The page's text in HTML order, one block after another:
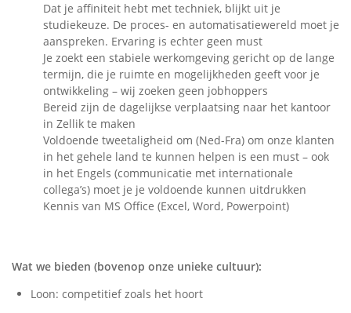
Dat je affiniteit hebt met techniek, blijkt uit je
studiekeuze. De proces- en automatisatiewereld moet je
aanspreken. Ervaring is echter geen must
Je zoekt een stabiele werkomgeving gericht op de lange
termijn, die je ruimte en mogelijkheden geeft voor je
ontwikkeling – wij zoeken geen jobhoppers
Bereid zijn de dagelijkse verplaatsing naar het kantoor
in Zellik te maken
Voldoende tweetaligheid om (Ned-Fra) om onze klanten
in het gehele land te kunnen helpen is een must – ook
in het Engels (communicatie met internationale
collega’s) moet je je voldoende kunnen uitdrukken
Kennis van MS Office (Excel, Word, Powerpoint)
Wat we bieden (bovenop onze unieke cultuur):
Loon: competitief zoals het hoort